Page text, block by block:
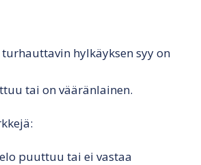
hylkäyksen syy on
tai on vääränlainen.
puuttuu tai ei vastaa